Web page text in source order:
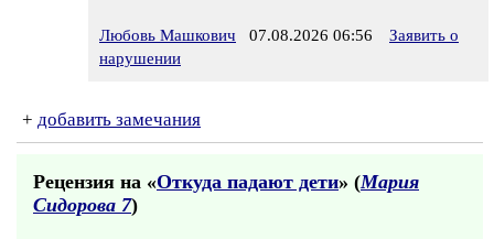
Любовь Машкович 07.08.2026 06:56
Заявить о
нарушении
+ добавить замечания
Рецензия на «Откуда падают дети» (Мария
Сидорова 7)